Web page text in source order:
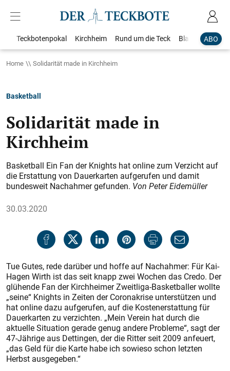
ABO
Teckbotenpokal Kirchheim Rund um die Teck Blaulicht
Home Solidarität made in Kirchheim
Basketball
Solidarität made in
Kirchheim
Basketball Ein Fan der Knights hat online zum Verzicht auf
die Erstattung von Dauerkarten aufgerufen und damit
bundesweit Nachahmer gefunden. Von Peter Eidemüller
30.03.2020
Tue Gutes, rede darüber und hoffe auf Nachahmer: Für Kai-
Hagen Wirth­ ist das seit knapp zwei Wochen das Credo. Der
glühende Fan der Kirchheimer Zweitliga-Basketballer wollte
„seine“ Knights in Zeiten der Coronakrise unterstützen und
hat online dazu aufgerufen, auf die Kostenerstattung für
Dauerkarten zu verzichten. „Mein Verein hat durch die
aktuelle Situation gerade genug andere Probleme“, sagt der
47-Jährige aus Dettingen, der die Ritter seit 2009 anfeuert,
„das Geld für die Karte habe ich sowieso schon letzten
Herbst ausgegeben.“